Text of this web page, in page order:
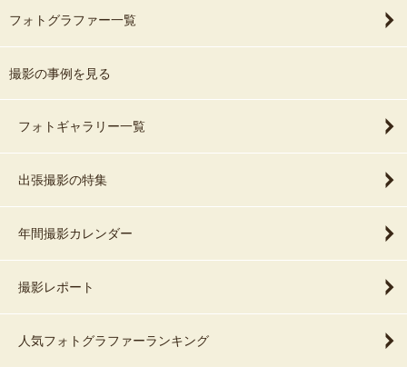
フォトグラファー一覧
撮影の事例を見る
フォトギャラリー一覧
出張撮影の特集
年間撮影カレンダー
撮影レポート
人気フォトグラファーランキング